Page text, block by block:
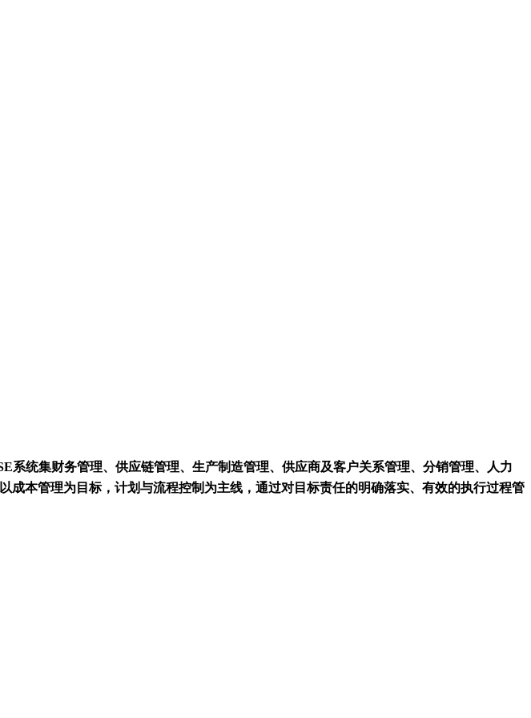
统集财务管理、供应链管理、生产制造管理、供应商及客户关系管理、分销管理、人力
本管理为目标，计划与流程控制为主线，通过对目标责任的明确落实、有效的执行过程管